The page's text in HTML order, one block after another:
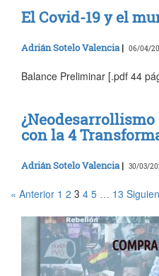
El Covid-19 y el
Adrián Sotelo Valencia | 06/04/
Balance Preliminar [.pdf 44
con la 4
Adrián Sotelo Valencia | 30/03/
« Anterior 1 2 3 4 5 13